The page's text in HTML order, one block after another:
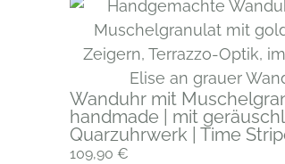
Wanduhr mit
handmade | mit
Quarzuhrwerk | Time
109,90 €